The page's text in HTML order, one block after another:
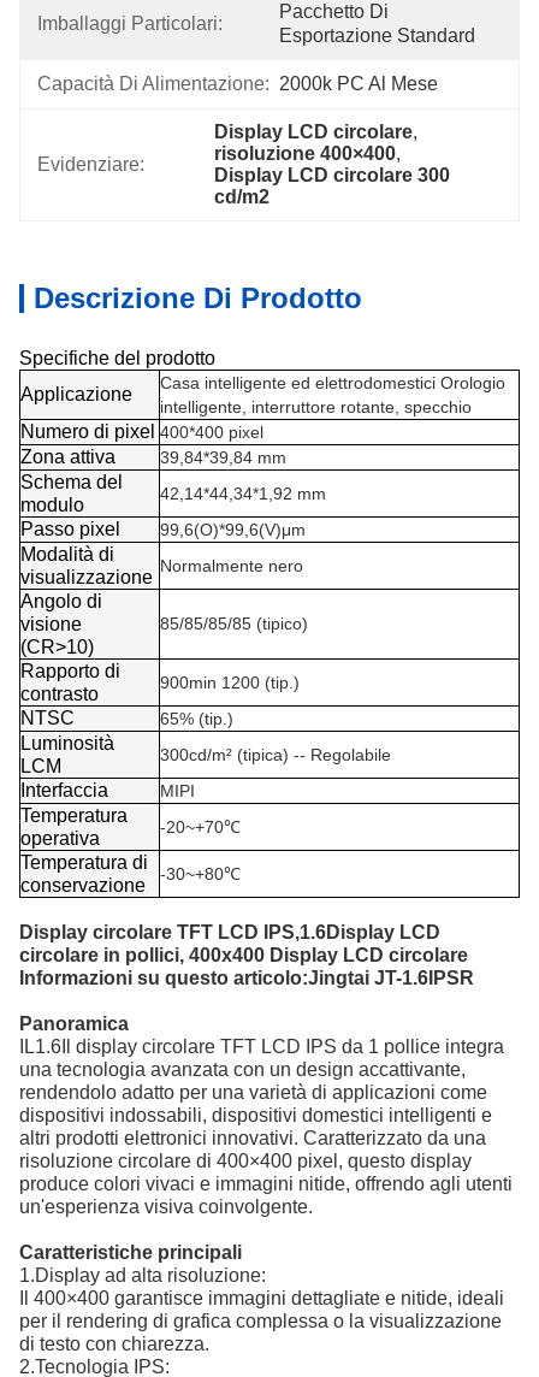
Imballaggi Particolari:
Pacchetto Di
Esportazione Standard
Capacità Di Alimentazione: 2000k PC Al Mese
Evidenziare:
Display LCD circolare,
risoluzione 400×400,
Display LCD circolare 300
cd/m2
Descrizione Di Prodotto
Specifiche del prodotto
Applicazione
Casa intelligente ed elettrodomestici Orologio
intelligente, interruttore rotante, specchio
Numero di pixel 400*400 pixel
Zona attiva 39,84*39,84 mm
Schema del
modulo
42,14*44,34*1,92 mm
Passo pixel 99,6(O)*99,6(V)μm
Modalità di
visualizzazione Normalmente nero
Angolo di
visione
(CR>10)
85/85/85/85 (tipico)
Rapporto di
contrasto
900min 1200 (tip.)
NTSC 65% (tip.)
Luminosità
LCM
300cd/m² (tipica) -- Regolabile
Interfaccia MIPI
Temperatura
operativa
-20~+70℃
Temperatura di
conservazione
-30~+80℃
Display circolare TFT LCD IPS,1.6Display LCD
circolare in pollici, 400x400 Display LCD circolare
Informazioni su questo articolo:Jingtai JT-1.6IPSR
Panoramica
IL1.6 Il display circolare TFT LCD IPS da 1 pollice integra
una tecnologia avanzata con un design accattivante,
rendendolo adatto per una varietà di applicazioni come
dispositivi indossabili, dispositivi domestici intelligenti e
altri prodotti elettronici innovativi. Caratterizzato da una
risoluzione circolare di 400×400 pixel, questo display
produce colori vivaci e immagini nitide, offrendo agli utenti
un'esperienza visiva coinvolgente.
Caratteristiche principali
1.Display ad alta risoluzione:
Il 400×400 garantisce immagini dettagliate e nitide, ideali
per il rendering di grafica complessa o la visualizzazione
di testo con chiarezza.
2.Tecnologia IPS: